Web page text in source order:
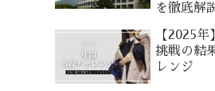
を徹底解
【2025
挑戦の結
レンジ